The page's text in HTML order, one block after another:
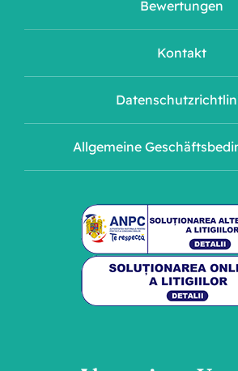
Bewertungen
Kontakt
Allgemeine